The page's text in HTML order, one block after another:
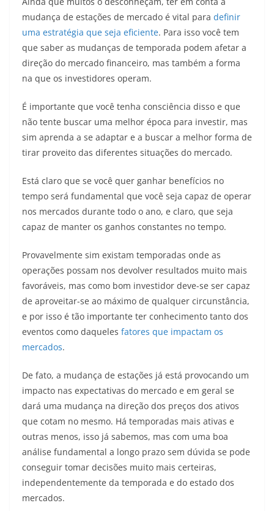
mudança de estações de mercado é vital para definir
uma estratégia que seja eficiente. Para isso você tem
que saber as mudanças de temporada podem afetar a
direção do mercado financeiro, mas também a forma
na que os investidores operam.
É importante que você tenha consciência disso e que
não tente buscar uma melhor época para investir, mas
sim aprenda a se adaptar e a buscar a melhor forma de
tirar proveito das diferentes situações do mercado.
Está claro que se você quer ganhar benefícios no
tempo será fundamental que você seja capaz de operar
nos mercados durante todo o ano, e claro, que seja
capaz de manter os ganhos constantes no tempo.
Provavelmente sim existam temporadas onde as
operações possam nos devolver resultados muito mais
favoráveis, mas como bom investidor deve-se ser capaz
de aproveitar-se ao máximo de qualquer circunstância,
e por isso é tão importante ter conhecimento tanto dos
eventos como daqueles fatores que impactam os
mercados.
De fato, a mudança de estações já está provocando um
impacto nas expectativas do mercado e em geral se
dará uma mudança na direção dos preços dos ativos
que cotam no mesmo. Há temporadas mais ativas e
outras menos, isso já sabemos, mas com uma boa
análise fundamental a longo prazo sem dúvida se pode
conseguir tomar decisões muito mais certeiras,
independentemente da temporada e do estado dos
mercados.